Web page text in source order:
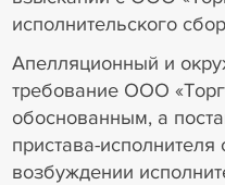
исполнительского
Апелляционный и
требование ООО
обоснованным, а
пристава-исполнителя
возбуждении